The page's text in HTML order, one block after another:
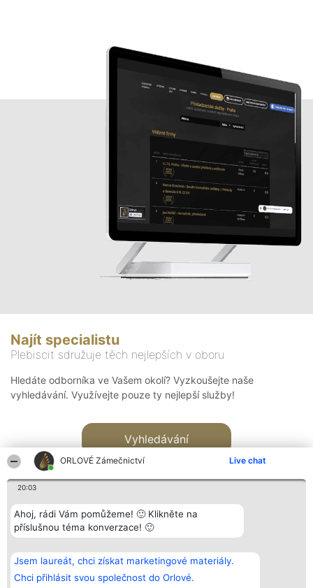
ORLOVÉ Zámečnictví Live chat
20:03
Ahoj, rádi Vám pomůžeme! 🙂 Klikněte na
příslušnou téma konverzace! 🙂
Jsem laureát, chci získat marketingové materiály.
Chci přihlásit svou společnost do Orlové.
Najít specialistu
Plebiscit sdružuje těch nejlepších v oboru
Hledáte odborníka ve Vašem okolí? Vyzkoušejte naše
vyhledávání. Využívejte pouze ty nejlepší služby!
Vyhledávání
Bright Side Solutions sp. z o.
o. sp. k.
ul. Ruska 22
Wrocław 50-079
Vítězové
Seznam všech
laureátů
Zásady
Kontakt